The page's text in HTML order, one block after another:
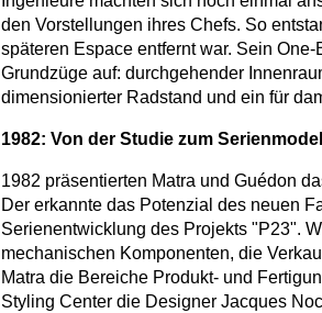
den Vorstellungen ihres Chefs. So
späteren Espace entfernt war. Sein
Grundzüge auf: durchgehender
dimensionierter Radstand und ein für
1982: Von der Studie zum Serienmodell
1982 präsentierten Matra und Guédon
Der erkannte das Potenzial des neuen
Serienentwicklung des Projekts "P23".
mechanischen Komponenten, die
Matra die Bereiche Produkt- und
Styling Center die Designer Jacques